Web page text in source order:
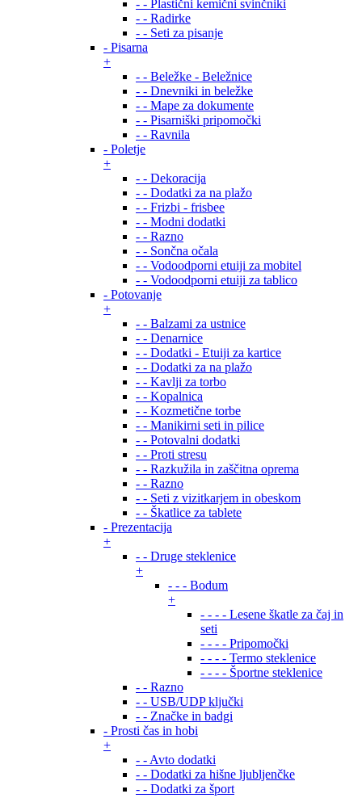
- - Plastični kemični svinčniki
- - Radirke
- - Seti za pisanje
- Pisarna
+
- - Beležke - Beležnice
- - Dnevniki in beležke
- - Mape za dokumente
- - Pisarniški pripomočki
- - Ravnila
- Poletje
+
- - Dekoracija
- - Dodatki za na plažo
- - Frizbi - frisbee
- - Modni dodatki
- - Razno
- - Sončna očala
- - Vodoodporni etuiji za mobitel
- - Vodoodporni etuiji za tablico
- Potovanje
+
- - Balzami za ustnice
- - Denarnice
- - Dodatki - Etuiji za kartice
- - Dodatki za na plažo
- - Kavlji za torbo
- - Kopalnica
- - Kozmetične torbe
- - Manikirni seti in pilice
- - Potovalni dodatki
- - Proti stresu
- - Razkužila in zaščitna oprema
- - Razno
- - Seti z vizitkarjem in obeskom
- - Škatlice za tablete
- Prezentacija
+
- - Druge steklenice
+
- - - Bodum
+
- - - - Lesene škatle za čaj in
seti
- - - - Pripomočki
- - - - Termo steklenice
- - - - Športne steklenice
- - Razno
- - USB/UDP ključki
- - Značke in badgi
- Prosti čas in hobi
+
- - Avto dodatki
- - Dodatki za hišne ljubljenčke
- - Dodatki za šport